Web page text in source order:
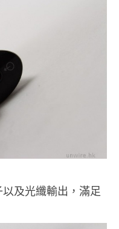
及光纖輸出，滿足